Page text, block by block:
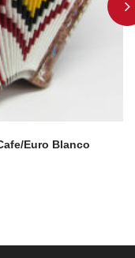
Euro Blanco